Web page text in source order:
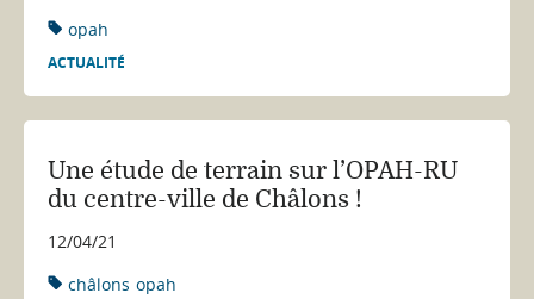
opah
ACTUALITÉ
Une étude de terrain sur l’OPAH-RU
du centre-ville de Châlons !
12/04/21
châlons opah